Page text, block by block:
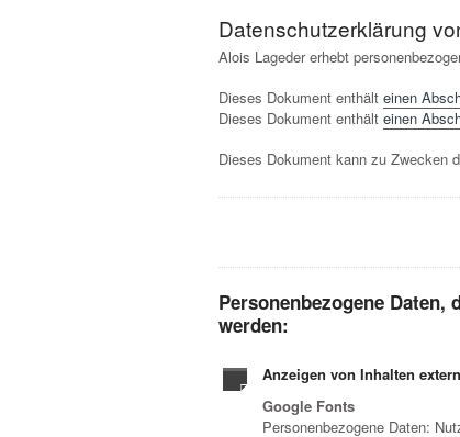
Datenschutzerklärung
Alois Lageder erhebt
Dieses Dokument enthälteinen
Dieses Dokument enthälteinen
Dieses Dokument kann zu Zwecken
Personenbezogene
werden:
Anzeigen von Inhalten
Google Fonts
Personenbezogene Daten: